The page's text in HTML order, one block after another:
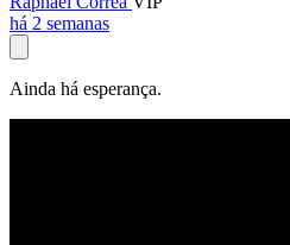
há 2 semanas
Ainda há esperança.